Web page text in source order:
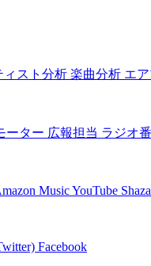
ィスト分析 楽曲分析 エ
ーター 広報担当 ラジオ
MusicYouTube
Facebook